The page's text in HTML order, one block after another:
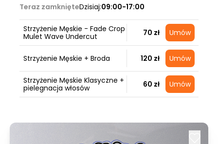
Teraz zamknięteDzisiaj:09:00-17:00
Strzyżenie Męskie - Fade Crop
Mulet Wave Undercut
70 zł Umów
Strzyżenie Męskie + Broda 120 zł Umów
Strzyżenie Męskie Klasyczne +
pielegnacja włosów
60 zł Umów